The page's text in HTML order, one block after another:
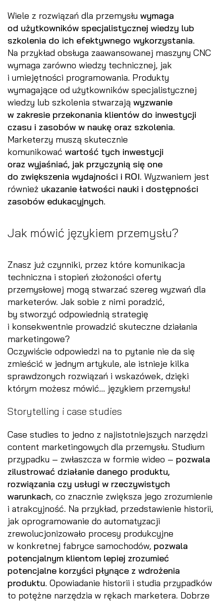
Wiele z rozwiązań dla przemysłu wymaga
od użytkowników specjalistycznej wiedzy lub
szkolenia do ich efektywnego wykorzystania.
Na przykład obsługa zaawansowanej maszyny CNC
wymaga zarówno wiedzy technicznej, jak
i umiejętności programowania. Produkty
wymagające od użytkowników specjalistycznej
wiedzy lub szkolenia stwarzają wyzwanie
w zakresie przekonania klientów do inwestycji
czasu i zasobów w naukę oraz szkolenia.
Marketerzy muszą skutecznie
komunikować wartość tych inwestycji
oraz wyjaśniać, jak przyczynią się one
do zwiększenia wydajności i ROI. Wyzwaniem jest
również ukazanie łatwości nauki i dostępności
zasobów edukacyjnych.
Jak mówić językiem przemysłu?
Znasz już czynniki, przez które komunikacja
techniczna i stopień złożoności oferty
przemysłowej mogą stwarzać szereg wyzwań dla
marketerów. Jak sobie z nimi poradzić,
by stworzyć odpowiednią strategię
i konsekwentnie prowadzić skuteczne działania
marketingowe?
Oczywiście odpowiedzi na to pytanie nie da się
zmieścić w jednym artykule, ale istnieje kilka
sprawdzonych rozwiązań i wskazówek, dzięki
którym możesz mówić… językiem przemysłu!
Storytelling i case studies
Case studies to jedno z najistotniejszych narzędzi
content marketingowych dla przemysłu. Studium
przypadku – zwłaszcza w formie wideo – pozwala
zilustrować działanie danego produktu,
rozwiązania czy usługi w rzeczywistych
warunkach, co znacznie zwiększa jego zrozumienie
i atrakcyjność. Na przykład, przedstawienie historii,
jak oprogramowanie do automatyzacji
zrewolucjonizowało procesy produkcyjne
w konkretnej fabryce samochodów, pozwala
potencjalnym klientom lepiej zrozumieć
potencjalne korzyści płynące z wdrożenia
produktu. Opowiadanie historii i studia przypadków
to potężne narzędzia w rękach marketera. Dobrze